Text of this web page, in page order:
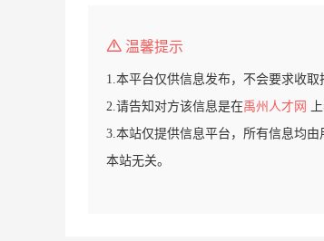
温馨提示
1.本平台仅供信息发布，不会要求收取
2.请告知对方该信息是在禹州人才网
3.本站仅提供信息平台，所有信息均
本站无关。